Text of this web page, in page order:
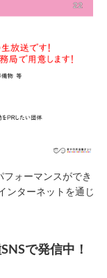
ォーマンスができ
ンターネットを通じ
で発信中！